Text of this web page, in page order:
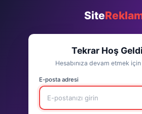
Site
Tekrar Hoş
Hesabınıza devam etmek
E-posta adresi